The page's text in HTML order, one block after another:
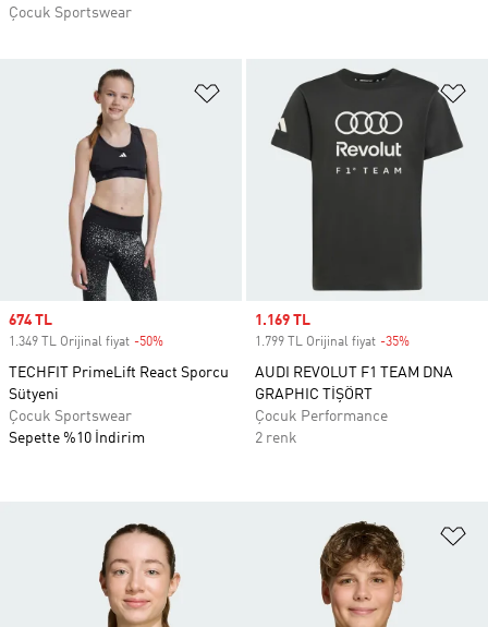
Çocuk Sportswear
Favori Listesine Ekle
Sale price
674 TL
1.349 TL Orijinal fiyat -50%
TECHFIT PrimeLift React Sporcu
Sütyeni
Çocuk Sportswear
Sepette %10 İndirim
Sale price
1.169 TL
1.799 TL Orijinal fiyat -35%
AUDI REVOLUT F1 TEAM DNA
GRAPHIC TİŞÖRT
Çocuk Performance
2 renk